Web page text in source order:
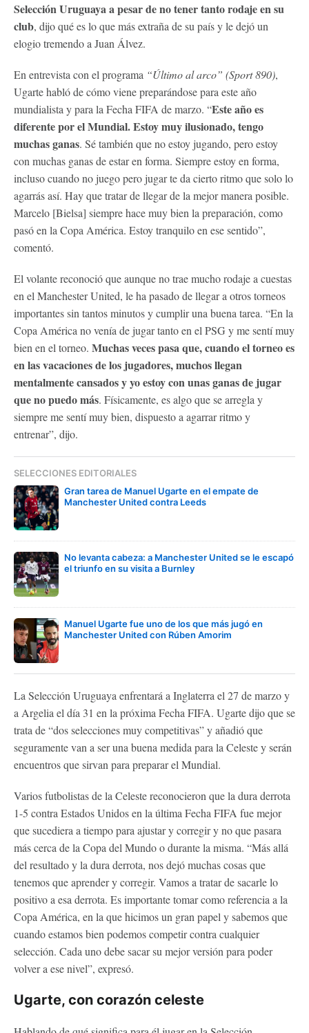
Selección Uruguaya a pesar de no tener tanto rodaje en su
club, dijo qué es lo que más extraña de su país y le dejó un
elogio tremendo a Juan Álvez.
En entrevista con el programa “Último al arco” (Sport 890),
Ugarte habló de cómo viene preparándose para este año
mundialista y para la Fecha FIFA de marzo. “Este año es
diferente por el Mundial. Estoy muy ilusionado, tengo
muchas ganas. Sé también que no estoy jugando, pero estoy
con muchas ganas de estar en forma. Siempre estoy en forma,
incluso cuando no juego pero jugar te da cierto ritmo que solo lo
agarrás así. Hay que tratar de llegar de la mejor manera posible.
Marcelo [Bielsa] siempre hace muy bien la preparación, como
pasó en la Copa América. Estoy tranquilo en ese sentido”,
comentó.
El volante reconoció que aunque no trae mucho rodaje a cuestas
en el Manchester United, le ha pasado de llegar a otros torneos
importantes sin tantos minutos y cumplir una buena tarea. “En la
Copa América no venía de jugar tanto en el PSG y me sentí muy
bien en el torneo. Muchas veces pasa que, cuando el torneo es
en las vacaciones de los jugadores, muchos llegan
mentalmente cansados y yo estoy con unas ganas de jugar
que no puedo más. Físicamente, es algo que se arregla y
siempre me sentí muy bien, dispuesto a agarrar ritmo y
entrenar”, dijo.
SELECCIONES EDITORIALES
Gran tarea de Manuel Ugarte en el empate de
Manchester United contra Leeds
No levanta cabeza: a Manchester United se le escapó
el triunfo en su visita a Burnley
Manuel Ugarte fue uno de los que más jugó en
Manchester United con Rúben Amorim
La Selección Uruguaya enfrentará a Inglaterra el 27 de marzo y
a Argelia el día 31 en la próxima Fecha FIFA. Ugarte dijo que se
trata de “dos selecciones muy competitivas” y añadió que
seguramente van a ser una buena medida para la Celeste y serán
encuentros que sirvan para preparar el Mundial.
Varios futbolistas de la Celeste reconocieron que la dura derrota
1-5 contra Estados Unidos en la última Fecha FIFA fue mejor
que sucediera a tiempo para ajustar y corregir y no que pasara
más cerca de la Copa del Mundo o durante la misma. “Más allá
del resultado y la dura derrota, nos dejó muchas cosas que
tenemos que aprender y corregir. Vamos a tratar de sacarle lo
positivo a esa derrota. Es importante tomar como referencia a la
Copa América, en la que hicimos un gran papel y sabemos que
cuando estamos bien podemos competir contra cualquier
selección. Cada uno debe sacar su mejor versión para poder
volver a ese nivel”, expresó.
Ugarte, con corazón celeste